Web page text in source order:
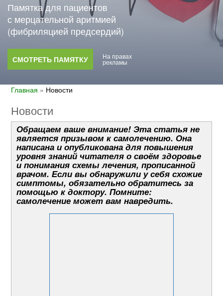
Памятка для пациентов
с мерцательной аритмией
(фибриляцией предсердий)
СМОТРЕТЬ ПАМЯТКУ На правах
рекламы
Главная » Новости
Новости
Обращаем ваше внимание! Эта статья не
является призывом к самолечению. Она
написана и опубликована для повышения
уровня знаний читателя о своём здоровье
и понимания схемы лечения, прописанной
врачом. Если вы обнаружили у себя схожие
симптомы, обязательно обратитесь за
помощью к доктору. Помните:
самолечение может вам навредить.